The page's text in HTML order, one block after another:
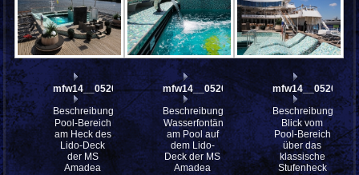
mfw14__052031
Beschreibung:
Pool-Bereich
am Heck des
Lido-Deck
der MS
Amadea
mfw14__052019
Beschreibung:
Wasserfontäne
am Pool auf
dem Lido-
Deck der MS
Amadea
mfw14__052017
Beschreibung:
Blick vom
Pool-Bereich
über das
klassische
Stufenheck